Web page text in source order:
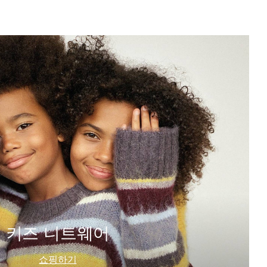
키즈 니트웨어
쇼핑하기